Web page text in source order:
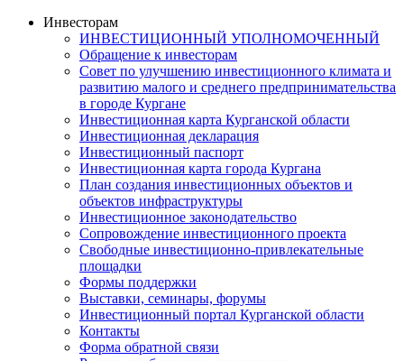
Инвесторам
ИНВЕСТИЦИОННЫЙ УПОЛНОМОЧЕННЫЙ
Обращение к инвесторам
Совет по улучшению инвестиционного климата и
развитию малого и среднего предпринимательства
в городе Кургане
Инвестиционная карта Курганской области
Инвестиционная декларация
Инвестиционный паспорт
Инвестиционная карта города Кургана
План создания инвестиционных объектов и
объектов инфраструктуры
Инвестиционное законодательство
Сопровождение инвестиционного проекта
Свободные инвестиционно-привлекательные
площадки
Формы поддержки
Выставки, семинары, форумы
Инвестиционный портал Курганской области
Контакты
Форма обратной связи